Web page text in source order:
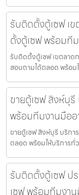
รับติดตั้งตู้เซฟ เ
ตั้งตู้เซฟ พร้อมที
รับติดตั้งตู้เซฟ เขตลาด
สอบถามได้ตลอด พร้อม
ขายตู้เซฟ สิงห์บุ
พร้อมทีมงานมืออ
ขายตู้เซฟ สิงห์บุรี บริก
ตลอด พร้อมให้บริการทั่
รับติดตั้งตู้เซฟ ป
เซฟ พร้อมทีมงา